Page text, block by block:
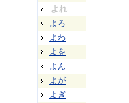
よれ
よろ
よわ
よを
よん
よが
よぎ